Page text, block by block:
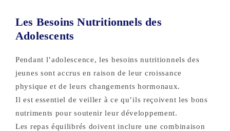
Les Besoins Nutritionnels des
Adolescents
Pendant l’adolescence, les besoins nutritionnels des
jeunes sont accrus en raison de leur croissance
physique et de leurs changements hormonaux.
Il est essentiel de veiller à ce qu’ils reçoivent les bons
nutriments pour soutenir leur développement.
Les repas équilibrés doivent inclure une combinaison